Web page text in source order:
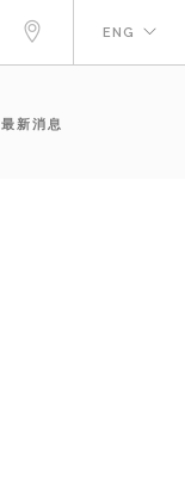
ENG
最新消息